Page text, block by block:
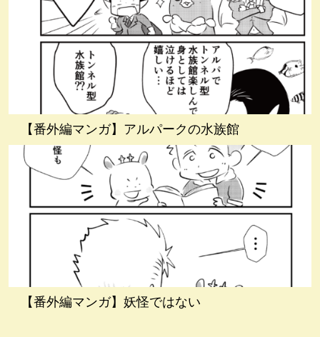
【番外編マンガ】アルパークの水族館
【番外編マンガ】妖怪ではない